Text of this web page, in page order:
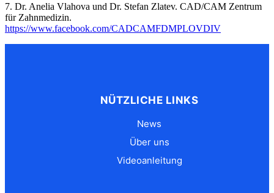
7. Dr. Anelia Vlahova und Dr. Stefan Zlatev. CAD/CAM Zentrum
für Zahnmedizin.
https://www.facebook.com/CADCAMFDMPLOVDIV
NÜTZLICHE LINKS
News
Über uns
Videoanleitung